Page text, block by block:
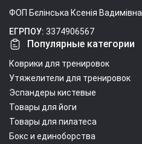
ФОП Бєлінська Ксенія Вадимівна
ЕГРПОУ: 3374906567
Популярные категории
Коврики для тренировок
Утяжелители для тренировок
Эспандеры кистевые
Товары для йоги
Товары для пилатеса
Бокс и единоборства